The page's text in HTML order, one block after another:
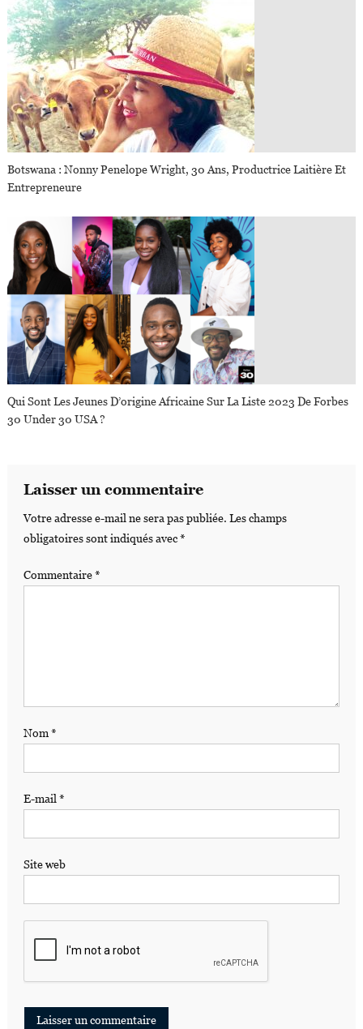
Botswana : Nonny Penelope Wright, 30 Ans, Productrice Laitière Et
Entrepreneure
Qui Sont Les Jeunes D’origine Africaine Sur La Liste 2023 De Forbes
30 Under 30 USA ?
Laisser un commentaire
Votre adresse e-mail ne sera pas publiée. Les champs
obligatoires sont indiqués avec*
Commentaire*
Nom*
E-mail*
Site web